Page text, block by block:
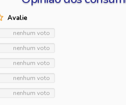
nenhum voto
nenhum voto
nenhum voto
nenhum voto
nenhum voto